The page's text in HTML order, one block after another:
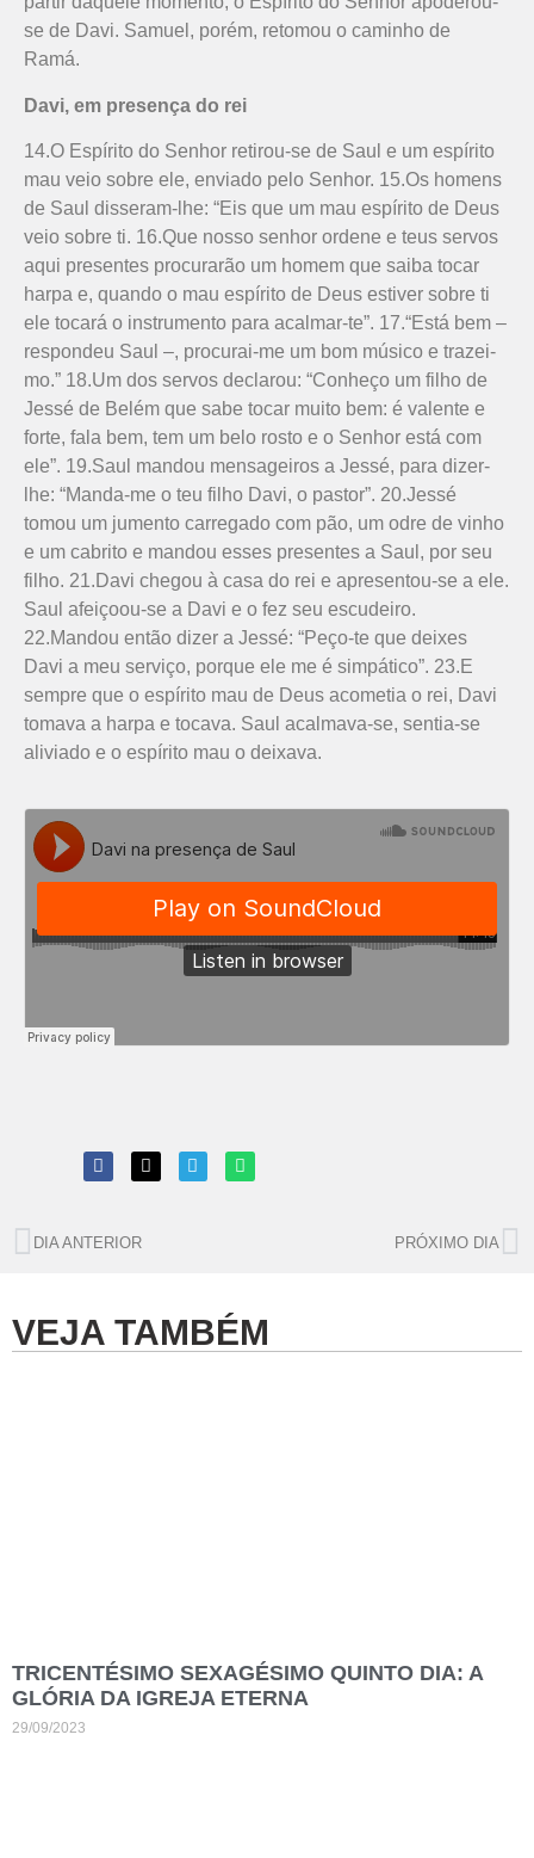
se de Davi. Samuel, porém, retomou o caminho de
Ramá.
Davi, em presença do rei
14.O Espírito do Senhor retirou-se de Saul e um espírito
mau veio sobre ele, enviado pelo Senhor. 15.Os homens
de Saul disseram-lhe: “Eis que um mau espírito de Deus
veio sobre ti. 16.Que nosso senhor ordene e teus servos
aqui presentes procurarão um homem que saiba tocar
harpa e, quando o mau espírito de Deus estiver sobre ti
ele tocará o instrumento para acalmar-te”. 17.“Está bem –
respondeu Saul –, procurai-me um bom músico e trazei-
mo.” 18.Um dos servos declarou: “Conheço um filho de
Jessé de Belém que sabe tocar muito bem: é valente e
forte, fala bem, tem um belo rosto e o Senhor está com
ele”. 19.Saul mandou mensageiros a Jessé, para dizer-
lhe: “Manda-me o teu filho Davi, o pastor”. 20.Jessé
tomou um jumento carregado com pão, um odre de vinho
e um cabrito e mandou esses presentes a Saul, por seu
filho. 21.Davi chegou à casa do rei e apresentou-se a ele.
Saul afeiçoou-se a Davi e o fez seu escudeiro.
22.Mandou então dizer a Jessé: “Peço-te que deixes
Davi a meu serviço, porque ele me é simpático”. 23.E
sempre que o espírito mau de Deus acometia o rei, Davi
tomava a harpa e tocava. Saul acalmava-se, sentia-se
aliviado e o espírito mau o deixava.
DIA ANTERIOR PRÓXIMO DIA
VEJA TAMBÉM
TRICENTÉSIMO SEXAGÉSIMO QUINTO DIA: A
GLÓRIA DA IGREJA ETERNA
29/09/2023